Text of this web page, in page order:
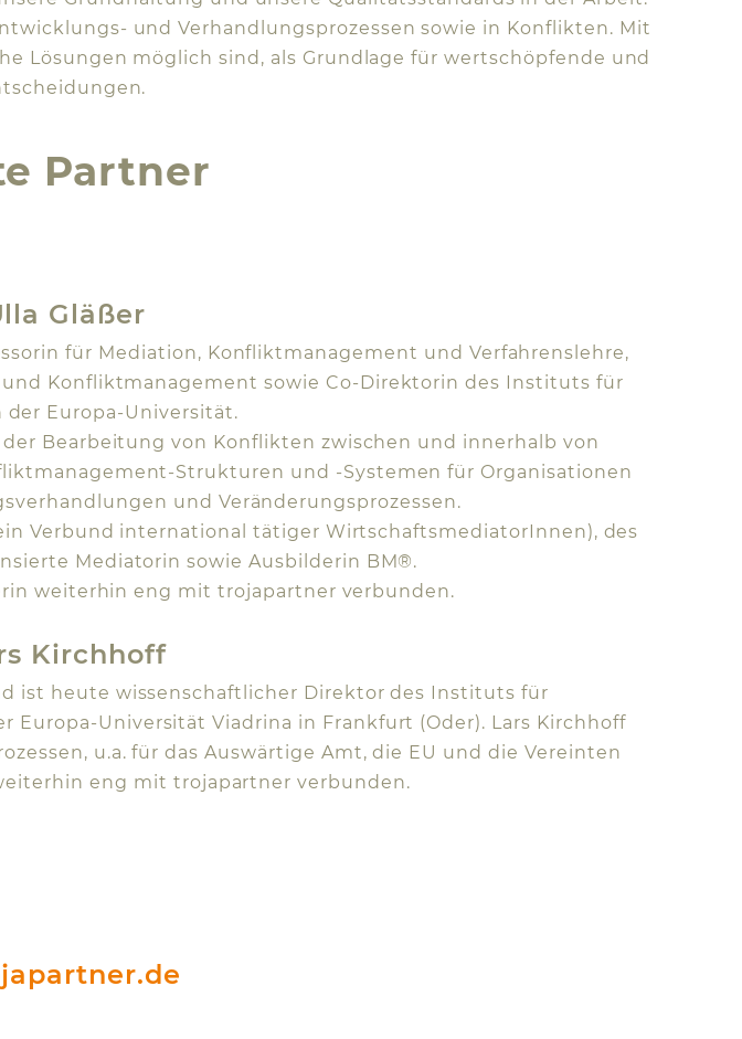
und Verhandlungsprozessen sowie in Konflikten. Mit
Lösungen möglich sind, als Grundlage für wertschöpfende und
Partner
Gläßer
für Mediation, Konfliktmanagement und Verfahrenslehre,
Konfliktmanagement sowie Co-Direktorin des Instituts für
Europa-Universität.
Bearbeitung von Konflikten zwischen und innerhalb von
Strukturen und -Systemen für Organisationen
und Veränderungsprozessen.
Verbund international tätiger WirtschaftsmediatorInnen), des
Mediatorin sowie Ausbilderin BM®.
weiterhin eng mit trojapartner verbunden.
Kirchhoff
ist heute wissenschaftlicher Direktor des Instituts für
Universität Viadrina in Frankfurt (Oder). Lars Kirchhoff
u.a. für das Auswärtige Amt, die EU und die Vereinten
eng mit trojapartner verbunden.